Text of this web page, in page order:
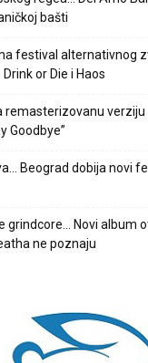
bašti
festival alternativnog
or Die i Haos
remasterizovanu
Goodbye”
Beograd dobija novi
grindcore… Novi album
ne poznaju